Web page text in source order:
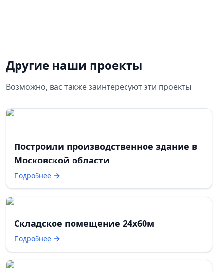
Другие наши проекты
Возможно, вас также заинтересуют эти проекты
Построили производственное здание в
Московской области
Подробнее
Складское помещение 24х60м
Подробнее